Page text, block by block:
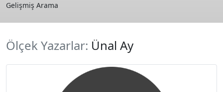
Gelişmiş Arama
Ölçek Yazarlar: Ünal Ay